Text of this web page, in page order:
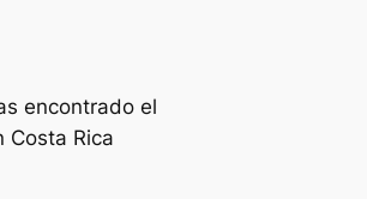
encontrado el
Costa Rica